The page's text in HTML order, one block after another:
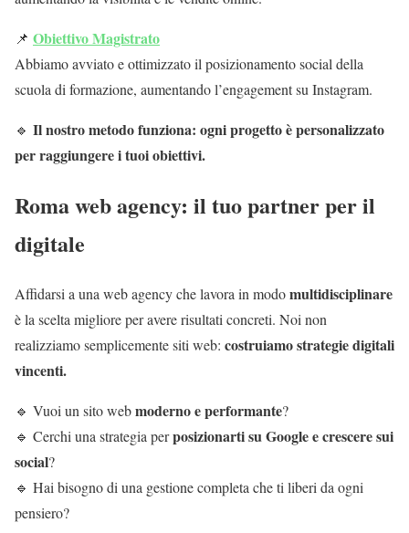
📌 Obiettivo Magistrato
Abbiamo avviato e ottimizzato il posizionamento social della
scuola di formazione, aumentando l’engagement su Instagram.
🔹 Il nostro metodo funziona: ogni progetto è personalizzato
per raggiungere i tuoi obiettivi.
Roma web agency: il tuo partner per il
digitale
Affidarsi a una web agency che lavora in modomultidisciplinare
è la scelta migliore per avere risultati concreti. Noi non
realizziamo semplicemente siti web: costruiamo strategie digitali
vincenti.
🔹 Vuoi un sito webmoderno e performante?
🔹 Cerchi una strategia perposizionarti su Google e crescere sui
social?
🔹 Hai bisogno di una gestione completa che ti liberi da ogni
pensiero?